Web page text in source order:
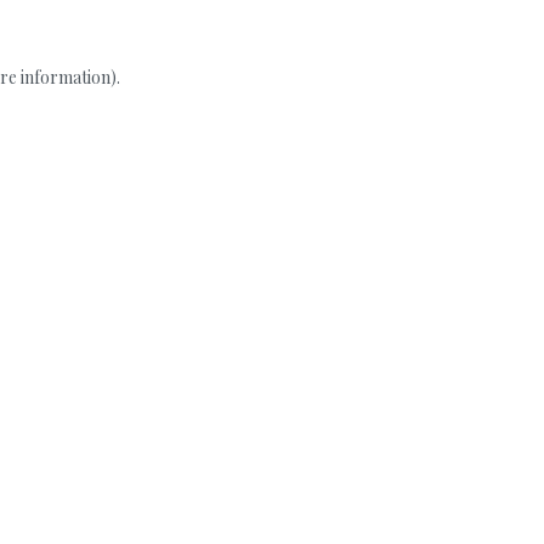
information).